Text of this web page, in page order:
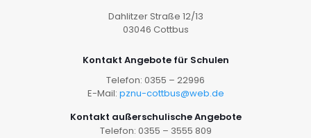
Dahlitzer Straße 12/13
03046 Cottbus
Kontakt Angebote für Schulen
Telefon: 0355 – 22996
E-Mail: pznu-cottbus@web.de
Kontakt außerschulische Angebote
Telefon: 0355 – 3555 809